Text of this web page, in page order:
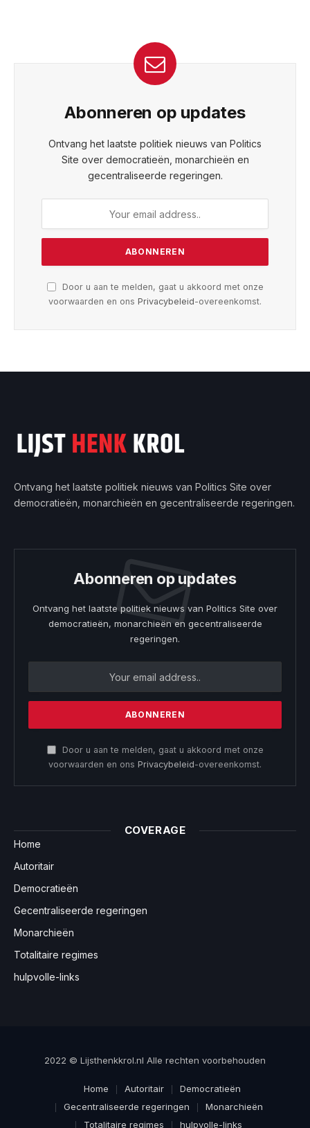
Abonneren op updates
Ontvang het laatste politiek nieuws van Politics
Site over democratieën, monarchieën en
gecentraliseerde regeringen.
Door u aan te melden, gaat u akkoord met onze
voorwaarden en ons Privacybeleid-overeenkomst.
Ontvang het laatste politiek nieuws van Politics Site over
democratieën, monarchieën en gecentraliseerde regeringen.
Abonneren op updates
Ontvang het laatste politiek nieuws van Politics Site over
democratieën, monarchieën en gecentraliseerde
regeringen.
Door u aan te melden, gaat u akkoord met onze
voorwaarden en ons Privacybeleid-overeenkomst.
COVERAGE
Home
Autoritair
Democratieën
Gecentraliseerde regeringen
Monarchieën
Totalitaire regimes
hulpvolle-links
2022 © Lijsthenkkrol.nl Alle rechten voorbehouden
Home Autoritair
Democratieën
Gecentraliseerde regeringen
Monarchieën
Totalitaire regimes
hulpvolle-links